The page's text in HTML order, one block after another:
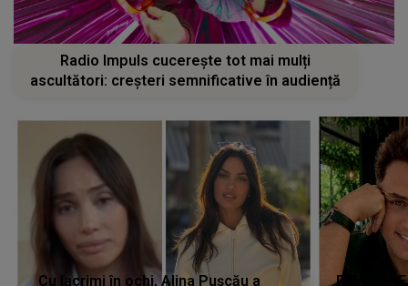
Radio Impuls cucerește tot mai mulți
ascultători: creșteri semnificative în audiență
Cu lacrimi în ochi, Alina Pușcău a